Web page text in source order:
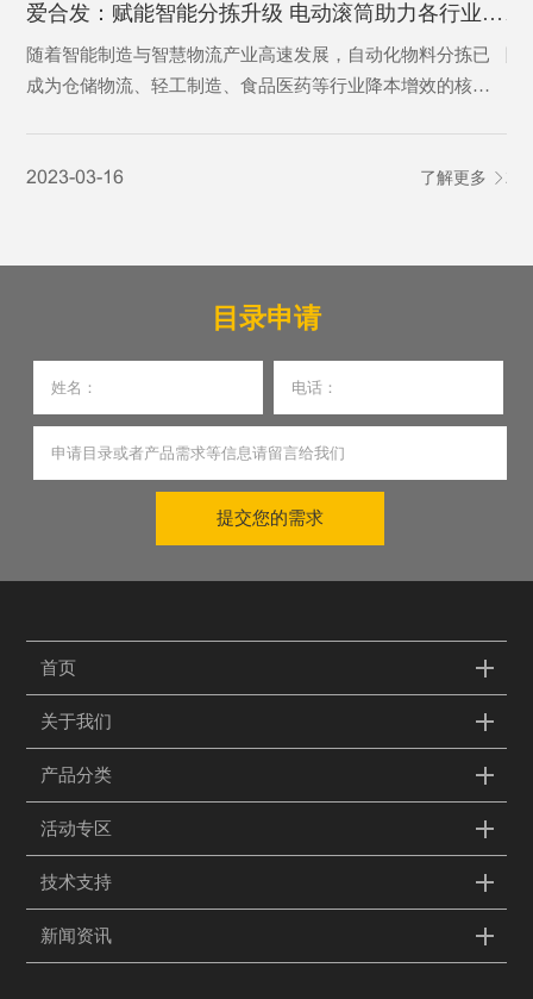
爱合发：赋能智能分拣升级 电动滚筒助力各行业物料转运高效革新
随着智能制造与智慧物流产业高速发展，自动化物料分拣已
成为仓储物流、轻工制造、食品医药等行业降本增效的核心
产作业需求。
2023-03-16 了解更多
琐
目录申请
提交您的需求
首页
关于我们
产品分类
活动专区
技术支持
新闻资讯